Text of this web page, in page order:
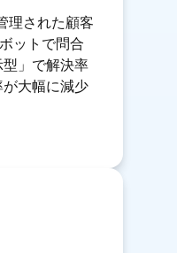
理された顧客
ットで問合
」で解決率
大幅に減少